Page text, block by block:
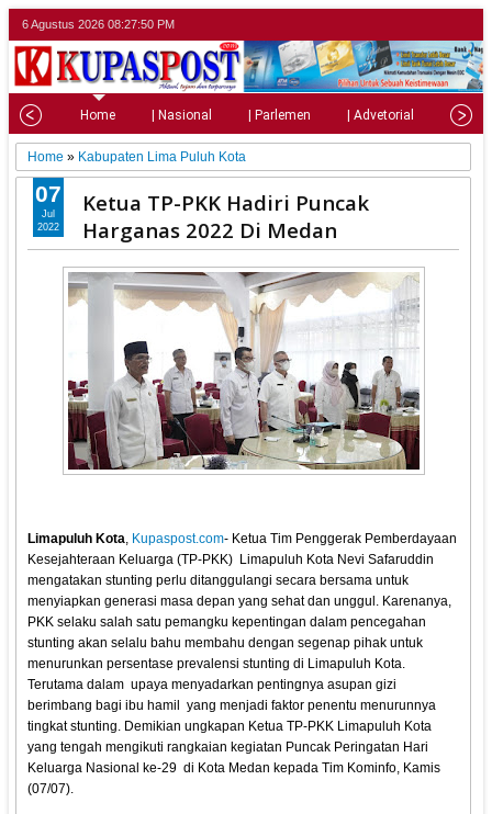
6 Agustus 2026 08:27:52 PM
Home | Nasional | Parlemen | Advetorial |
Home » Kabupaten Lima Puluh Kota
Ketua TP-PKK Hadiri Puncak
Harganas 2022 Di Medan
Limapuluh Kota, Kupaspost.com- Ketua Tim Penggerak Pemberdayaan
Kesejahteraan Keluarga (TP-PKK) Limapuluh Kota Nevi Safaruddin
mengatakan stunting perlu ditanggulangi secara bersama untuk
menyiapkan generasi masa depan yang sehat dan unggul. Karenanya,
PKK selaku salah satu pemangku kepentingan dalam pencegahan
stunting akan selalu bahu membahu dengan segenap pihak untuk
menurunkan persentase prevalensi stunting di Limapuluh Kota.
Terutama dalam upaya menyadarkan pentingnya asupan gizi
berimbang bagi ibu hamil yang menjadi faktor penentu menurunnya
tingkat stunting. Demikian ungkapan Ketua TP-PKK Limapuluh Kota
yang tengah mengikuti rangkaian kegiatan Puncak Peringatan Hari
Keluarga Nasional ke-29 di Kota Medan kepada Tim Kominfo, Kamis
(07/07).
07
Jul
2022